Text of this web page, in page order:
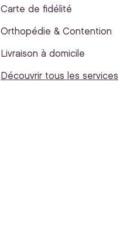
Carte de fidélité
Orthopédie & Contention
Livraison à domicile
Découvrir tous les services